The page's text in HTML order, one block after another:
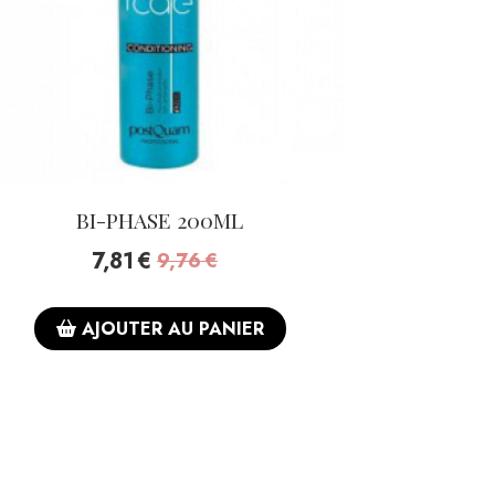
BI-PHASE 200ML
7,81€ 9,76€
AJOUTER AU PANIER